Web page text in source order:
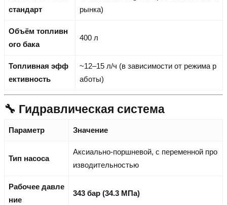
стандарт
рынка)
Объём топливн
ого бака
400 л
Топливная эфф
ективность
~12–15 л/ч (в зависимости от режима р
аботы)
🔧 Гидравлическая система
Параметр Значение
Тип насоса
Аксиально-поршневой, с переменной про
изводительностью
Рабочее давле
ние
343 бар (34.3 МПа)